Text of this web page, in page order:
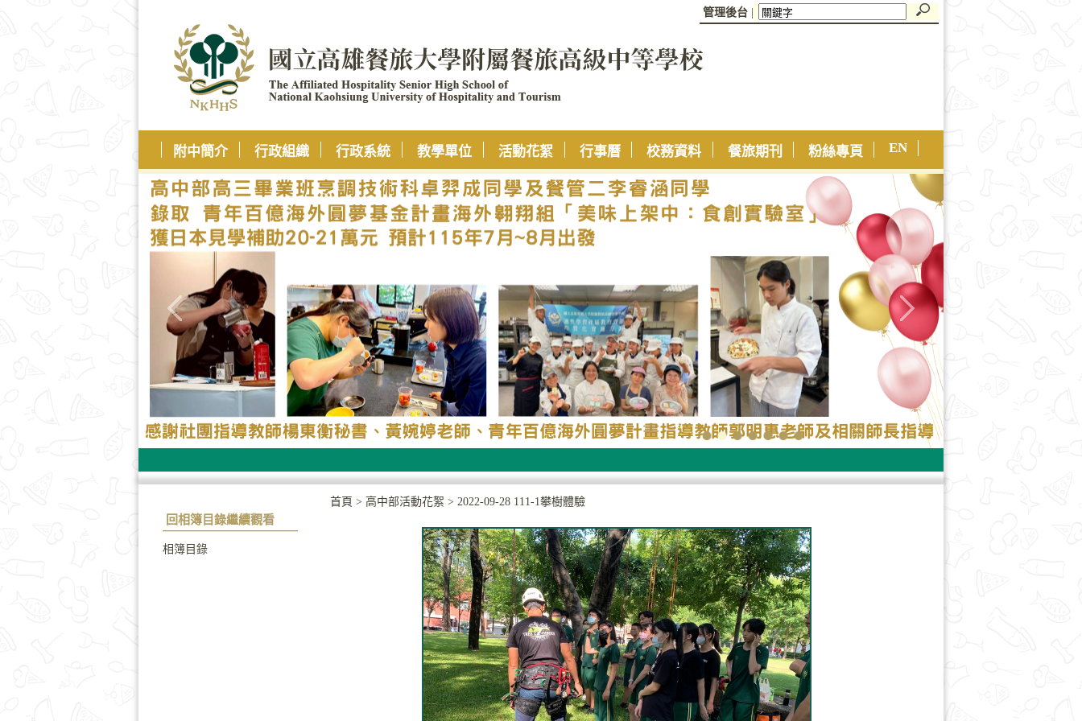
管理後台
附中簡介 行政組織 行政系統 教學單位 活動花絮 行事曆 校務資料 餐旅期刊 粉絲專頁 EN
回相簿目錄繼續觀看
相簿目錄
首頁 > 高中部活動花絮 > 2022-09-28 111-1攀樹體驗